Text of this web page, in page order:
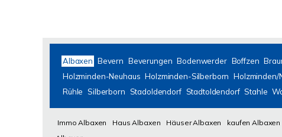
Albaxen Bevern Beverungen Bodenwerder Boffzen
Holzminden-Neuhaus Holzminden-Silberborn Holzminden/
Rühle Silberborn Stadoldendorf Stadtoldendorf Stahle
Immo Albaxen Haus Albaxen Häuser Albaxen kaufen Albaxen